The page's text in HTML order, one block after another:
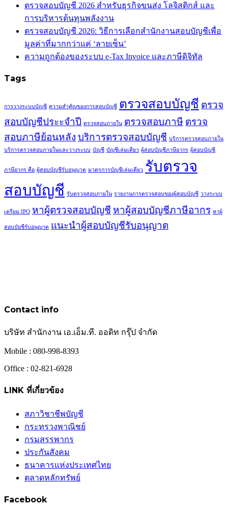
ตรวจสอบบัญชี 2026 สำหรับธุรกิจขนส่ง โลจิสติกส์ และ
การบริหารต้นทุนพลังงาน
ตรวจสอบบัญชี 2026: วิธีการเลือกสำนักงานสอบบัญชีเพื่อ
มูลค่าที่มากกว่าแค่ ‘ลายเซ็น’
ความถูกต้องของระบบ e-Tax Invoice และภาษีดิจิทัล
Tags
การวางระบบบัญชี ความสำคัญของการสอบบัญชี ตรวจสอบบัญชี ตรวจ
สอบบัญชีประะจำปี ตรวจสอบภายใน ตรวจสอบภาษี ตรวจ
สอบภาษีย้อนหลัง บริการตรวจสอบบัญชี บริการตรวจสอบภายใน
บริการตรวจสอบภายในและวางระบบ บัญชี บัญชีเล่มเดียว ผู้สอบบัญชีภาษีอากร ผู้สอบบัญชี
ภาษีอากร คือ ผู้สอบบัญชีรับอนุญาต มาตรการบัญชีเล่มเดียว รับตรวจ
สอบบัญชี รับตรวจสอบภายใน รายงานการตรวจสอบของผู้สอบบัญชี วางระบบ
เตรียม IPO หาผู้ตรวจสอบบัญชี หาผู้สอบบัญชีภาษีอากร หาผู้
สอบบัยชีรับอนุญาต แนะนำผู้สอบบัญชีรับอนุญาต
Contact info
บริษัท สำนักงาน เอ.เอ็ม.ที. ออดิท กรุ๊ป จำกัด
Mobile : 080-998-8393
Office : 02-821-6928
LINK ที่เกี่ยวข้อง
สภาวิชาชีพบัญชี
กระทรวงพาณิชย์
กรมสรรพากร
ประกันสังคม
ธนาคารแห่งประเทศไทย
ตลาดหลักทรัพย์
Facebook